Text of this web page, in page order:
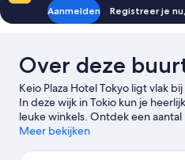
Aanmelden Registreer je
Over deze
Keio Plaza Hotel Tokyo ligt vlak
In deze wijk in Tokio kun je
leuke winkels. Ontdek een
bezienswaardigheden in de
Meer bekijken